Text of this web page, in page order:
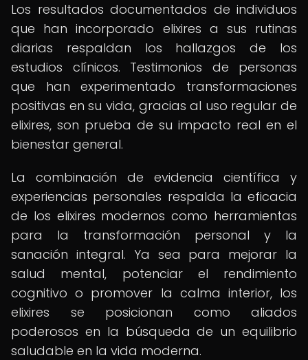
Los resultados documentados de individuos
que han incorporado elixires a sus rutinas
diarias respaldan los hallazgos de los
estudios clínicos. Testimonios de personas
que han experimentado transformaciones
positivas en su vida, gracias al uso regular de
elixires, son prueba de su impacto real en el
bienestar general.
La combinación de evidencia científica y
experiencias personales respalda la eficacia
de los elixires modernos como herramientas
para la transformación personal y la
sanación integral. Ya sea para mejorar la
salud mental, potenciar el rendimiento
cognitivo o promover la calma interior, los
elixires se posicionan como aliados
poderosos en la búsqueda de un equilibrio
saludable en la vida moderna.